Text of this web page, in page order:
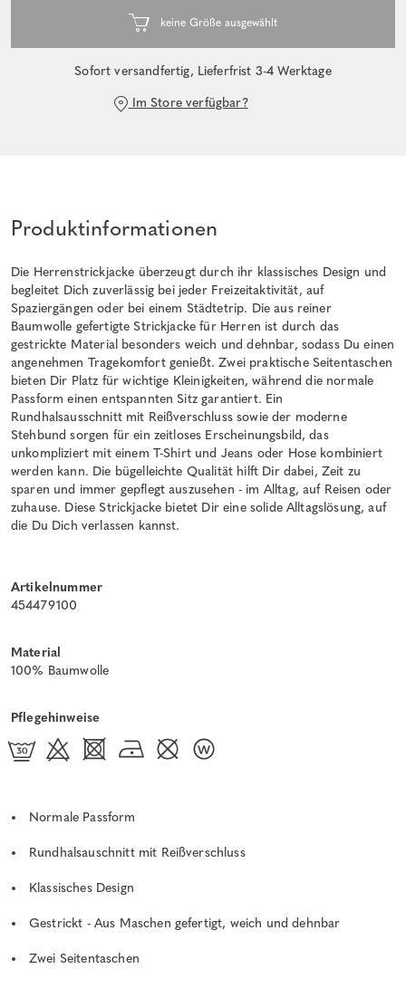
Sofort versandfertig, Lieferfrist 3-4 Werktage
Im Store verfügbar?
Produktinformationen
Die Herrenstrickjacke überzeugt durch ihr klassisches Design und
begleitet Dich zuverlässig bei jeder Freizeitaktivität, auf
Spaziergängen oder bei einem Städtetrip. Die aus reiner
Baumwolle gefertigte Strickjacke für Herren ist durch das
gestrickte Material besonders weich und dehnbar, sodass Du einen
angenehmen Tragekomfort genießt. Zwei praktische Seitentaschen
bieten Dir Platz für wichtige Kleinigkeiten, während die normale
Passform einen entspannten Sitz garantiert. Ein
Rundhalsausschnitt mit Reißverschluss sowie der moderne
Stehbund sorgen für ein zeitloses Erscheinungsbild, das
unkompliziert mit einem T-Shirt und Jeans oder Hose kombiniert
werden kann. Die bügelleichte Qualität hilft Dir dabei, Zeit zu
sparen und immer gepflegt auszusehen - im Alltag, auf Reisen oder
zuhause. Diese Strickjacke bietet Dir eine solide Alltagslösung, auf
die Du Dich verlassen kannst.
Artikelnummer
454479100
Material
100% Baumwolle
Pflegehinweise
Normale Passform
Rundhalsauschnitt mit Reißverschluss
Klassisches Design
Gestrickt - Aus Maschen gefertigt, weich und dehnbar
Zwei Seitentaschen